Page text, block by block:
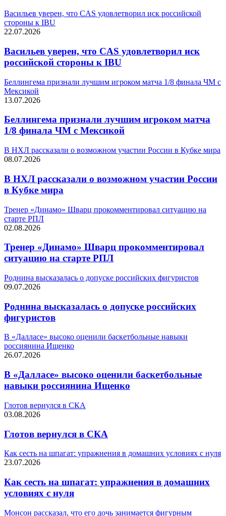
Васильев уверен, что CAS удовлетворил иск российской
стороны к IBU
22.07.2026
Васильев уверен, что CAS удовлетворил иск
российской стороны к IBU
Беллингема признали лучшим игроком матча 1/8 финала ЧМ с
Мексикой
13.07.2026
Беллингема признали лучшим игроком матча
1/8 финала ЧМ с Мексикой
В НХЛ рассказали о возможном участии России в Кубке мира
08.07.2026
В НХЛ рассказали о возможном участии России
в Кубке мира
Тренер «Динамо» Шварц прокомментировал ситуацию на
старте РПЛ
02.08.2026
Тренер «Динамо» Шварц прокомментировал
ситуацию на старте РПЛ
Роднина высказалась о допуске российских фигуристов
09.07.2026
Роднина высказалась о допуске российских
фигуристов
В «Далласе» высоко оценили баскетбольные навыки
россиянина Ищенко
26.07.2026
В «Далласе» высоко оценили баскетбольные
навыки россиянина Ищенко
Глотов вернулся в СКА
03.08.2026
Глотов вернулся в СКА
Как сесть на шпагат: упражнения в домашних условиях с нуля
23.07.2026
Как сесть на шпагат: упражнения в домашних
условиях с нуля
Монсон рассказал, что его дочь занимается фигурным